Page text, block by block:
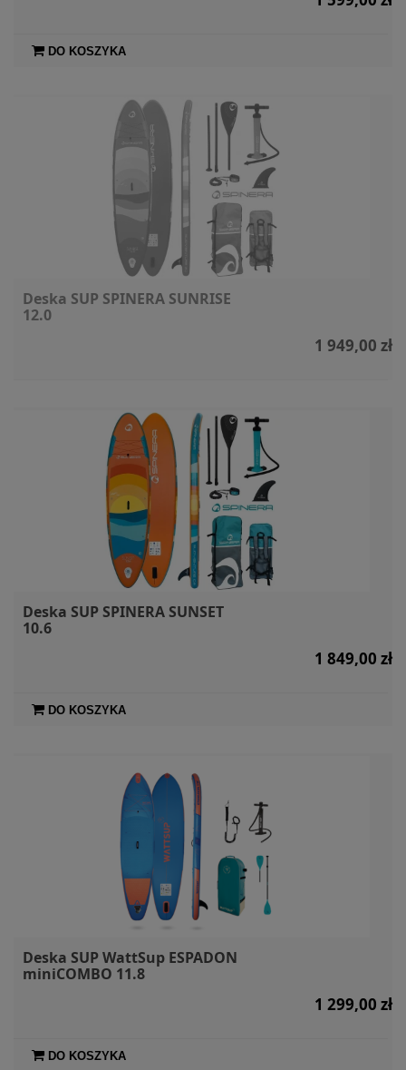
DO KOSZYKA
Deska SUP SPINERA SUNRISE
12.0
1 949,00 zł
Deska SUP SPINERA SUNSET
10.6
1 849,00 zł
DO KOSZYKA
Deska SUP WattSup ESPADON
miniCOMBO 11.8
1 299,00 zł
DO KOSZYKA